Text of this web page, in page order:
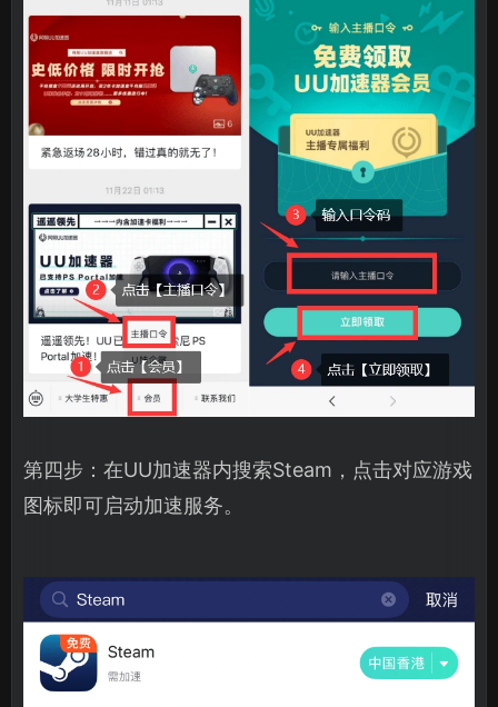
第四步：在UU加速器内搜索Steam，点击对应游戏
图标即可启动加速服务。